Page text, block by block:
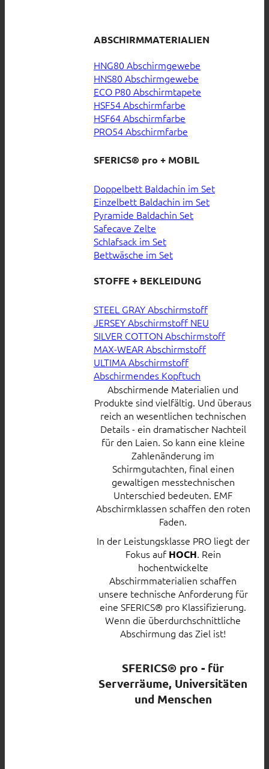
ABSCHIRMMATERIALIEN
HNG80 Abschirmgewebe
HNS80 Abschirmgewebe
ECO P80 Abschirmtapete
HSF54 Abschirmfarbe
HSF64 Abschirmfarbe
PRO54 Abschirmfarbe
SFERICS® pro + MOBIL
Doppelbett Baldachin im Set
Einzelbett Baldachin im Set
Pyramide Baldachin Set
Safecave Zelte
Schlafsack im Set
Bettwäsche im Set
STOFFE + BEKLEIDUNG
STEEL GRAY Abschirmstoff
JERSEY Abschirmstoff
SILVER COTTON Abschirmstoff
MAX-WEAR Abschirmstoff
ULTIMA Abschirmstoff
Abschirmendes Kopftuch
Abschirmende Materialien und
Produkte sind vielfältig. Und überaus
reich an wesentlichen technischen
Details - ein dramatischer Nachteil
für den Laien. So kann eine kleine
Zahlenänderung im
Schirmgutachten, final einen
gewaltigen messtechnischen
Unterschied bedeuten. EMF
Abschirmklassen schaffen den roten
Faden.
In der Leistungsklasse PRO liegt der
Fokus auf HOCH. Rein
hochentwickelte
Abschirmmaterialien schaffen
unsere technische Anforderung für
eine SFERICS® pro Klassifizierung.
Wenn die überdurchschnittliche
Abschirmung das Ziel ist!
SFERICS® pro - für
Serverräume, Universitäten
und Menschen